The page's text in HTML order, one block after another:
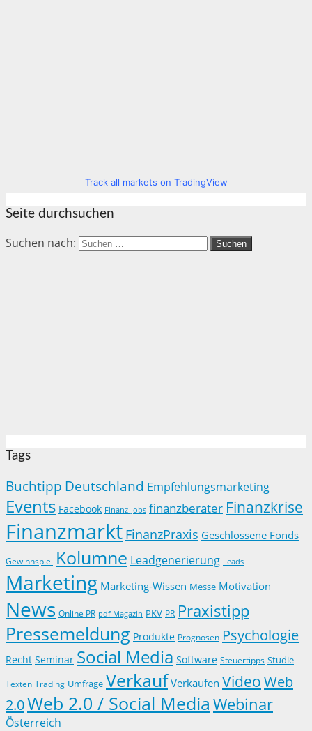
Track all markets on TradingView
Seite durchsuchen
Suchen nach:
Tags
Buchtipp Deutschland Empfehlungsmarketing
Events Facebook Finanz-Jobs finanzberater Finanzkrise
Finanzmarkt FinanzPraxis Geschlossene Fonds
Gewinnspiel Kolumne Leadgenerierung Leads
Marketing Marketing-Wissen Messe Motivation
News Online PR pdf Magazin PKV PR Praxistipp
Pressemeldung Produkte Prognosen Psychologie
Recht Seminar Social Media Software Steuertipps Studie
Texten Trading Umfrage Verkauf Verkaufen VideoWeb
2.0Web 2.0 / Social Media Webinar
Österreich